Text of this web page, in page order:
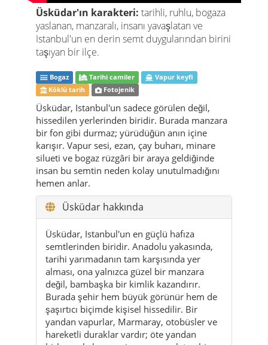
Bogaz Tarihi camiler
Vapur keyfi
Köklü tarih
Fotojenik
Üsküdar, Istanbul'un sadece görülen değil,
hissedilen yerlerinden biridir. Burada manzara
bir fon gibi durmaz; yürüdüğün anın içine
karışır. Vapur sesi, ezan, çay buharı, minare
silueti ve bogaz rüzgâri bir araya geldiğinde
insan bu semtin neden kolay unutulmadığını
hemen anlar.
Üsküdar hakkında
Üsküdar, Istanbul'un en güçlü hafıza
semtlerinden biridir. Anadolu yakasında,
tarihi yarımadanın tam karşısında yer
alması, ona yalnızca güzel bir manzara
değil, bambaşka bir kimlik kazandırır.
Burada şehir hem büyük görünür hem de
şaşırtıcı biçimde kişisel hissedilir. Bir
yandan vapurlar, Marmaray, otobüsler ve
hareketli duraklar vardır; öte yandan
birkaç sokak sonra insanı yavaşlatan bir
sessizlik, bir avlu, bir taş duvar ya da suya
bakan sade bir bank belirir. Bu yüzden
Üsküdar sadece gezilen bir ilçe değil, ruh
hali değiştiren bir geçiş alanıdır.